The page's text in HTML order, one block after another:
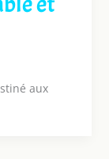
aux